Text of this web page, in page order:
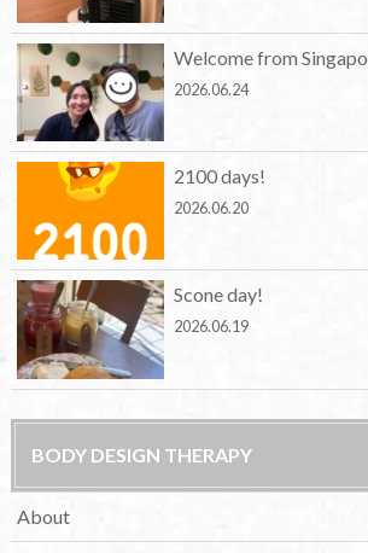
Welcome from
2026.06.24
2100 days!
2026.06.20
Scone day!
2026.06.19
BODY DESIGN THERAPY
About